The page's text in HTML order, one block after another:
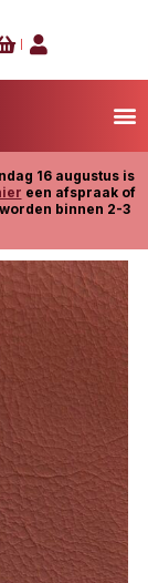
16 augustus is
een afspraak of
binnen 2-3